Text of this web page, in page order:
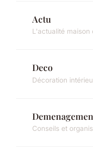
Actu
L'actualité maison
Deco
Décoration
Conseils et